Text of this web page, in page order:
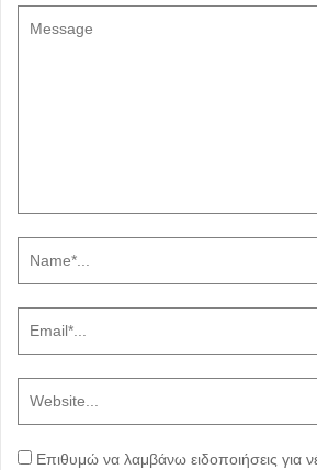
Επιθυμώ να λαμβάνω ειδοποιήσεις για